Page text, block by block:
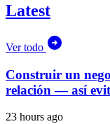
Latest
Ver todo
Construir un
relación — así
23 hours ago